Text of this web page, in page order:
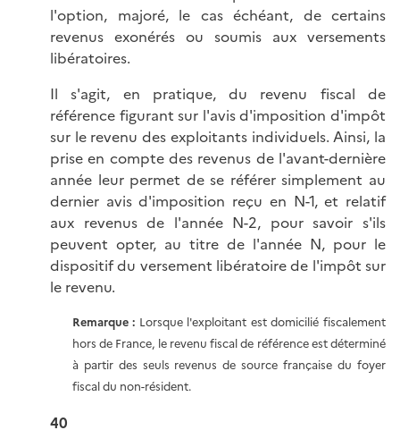
l'option, majoré, le cas échéant, de certains
revenus exonérés ou soumis aux versements
libératoires.
Il s'agit, en pratique, du revenu fiscal de
référence figurant sur l'avis d'imposition d'impôt
sur le revenu des exploitants individuels. Ainsi, la
prise en compte des revenus de l'avant-dernière
année leur permet de se référer simplement au
dernier avis d'imposition reçu en N-1, et relatif
aux revenus de l'année N-2, pour savoir s'ils
peuvent opter, au titre de l'année N, pour le
dispositif du versement libératoire de l'impôt sur
le revenu.
Remarque : Lorsque l'exploitant est domicilié fiscalement
hors de France, le revenu fiscal de référence est déterminé
à partir des seuls revenus de source française du foyer
fiscal du non-résident.
40